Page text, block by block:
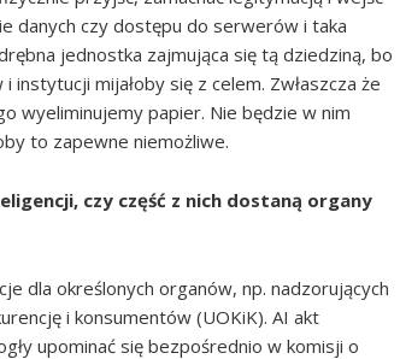
danych czy dostępu do serwerów i taka
jednostka zajmująca się tą dziedziną, bo
mijałoby się z celem. Zwłaszcza że
wyeliminujemy papier. Nie będzie w nim
to zapewne niemożliwe.
czy część z nich dostaną organy
dla określonych organów, np. nadzorujących
i konsumentów (UOKiK). AI akt
upominać się bezpośrednio w komisji o